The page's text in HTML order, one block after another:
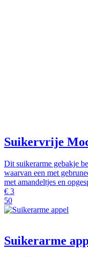
Suikervrije
Dit suikerarme gebakje
waarvan een met
met amandeltjes en
€ 3
50
Suikerarme